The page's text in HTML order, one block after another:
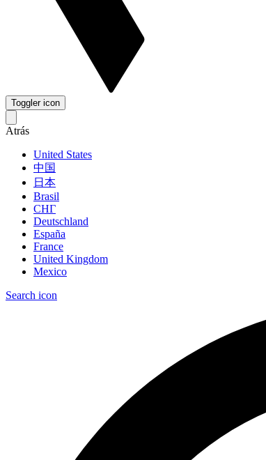
Toggler icon
Atrás
United States
中国
日本
Brasil
СНГ
Deutschland
España
France
United Kingdom
Mexico
Search icon